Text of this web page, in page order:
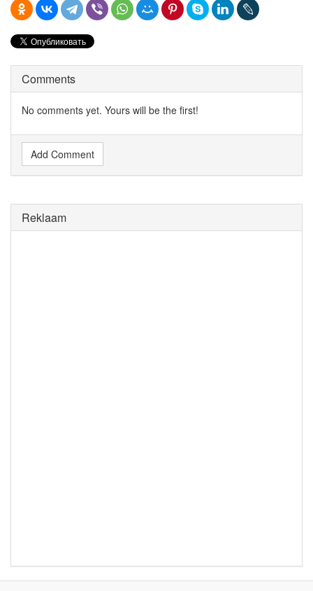
Comments
No comments yet. Yours will be the first!
Add Comment
Reklaam